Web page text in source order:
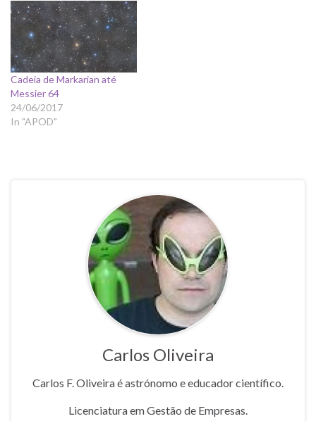
Cadeia de Markarian até
Messier 64
24/06/2017
In "APOD"
Carlos Oliveira
Carlos F. Oliveira é astrónomo e educador científico.
Licenciatura em Gestão de Empresas.